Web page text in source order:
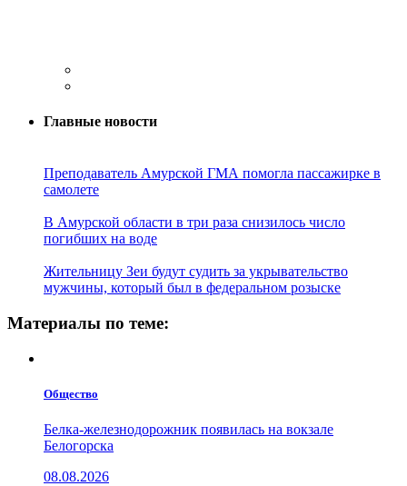
Главные новости
Преподаватель Амурской ГМА помогла пассажирке в
самолете
В Амурской области в три раза снизилось число
погибших на воде
Жительницу Зеи будут судить за укрывательство
мужчины, который был в федеральном розыске
Материалы по теме:
Общество
Белка-железнодорожник появилась на вокзале
Белогорска
08.08.2026